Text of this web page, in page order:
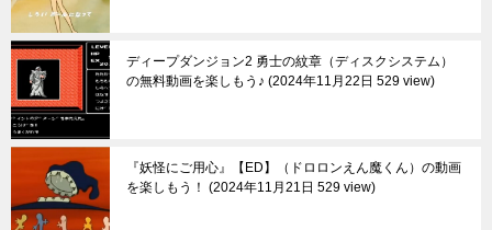
ディープダンジョン2 勇士の紋章（ディスクシステム）
の無料動画を楽しもう♪ 2024年11月22日 529 view
『妖怪にご用心』【ED】（ドロロンえん魔くん）の動画
を楽しもう！
2024年11月21日 529 view